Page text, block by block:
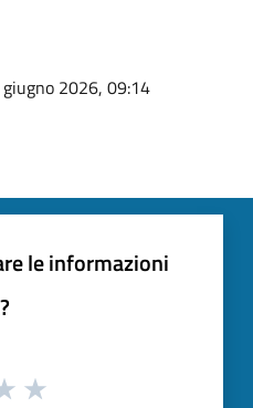
giugno 2026, 09:14
le informazioni